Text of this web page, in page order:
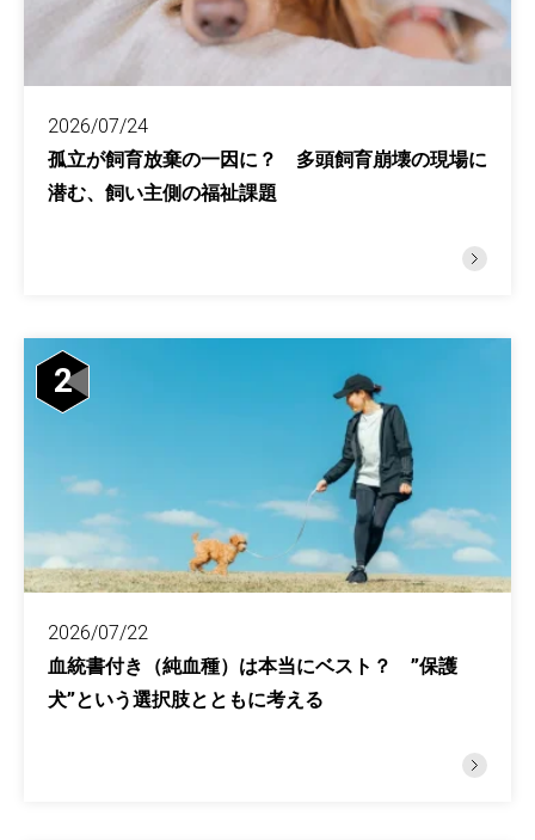
2026/07/24
孤立が飼育放棄の一因に？ 多頭飼育崩壊の現場に
潜む、飼い主側の福祉課題
2
2026/07/22
血統書付き（純血種）は本当にベスト？ ”保護
犬”という選択肢とともに考える